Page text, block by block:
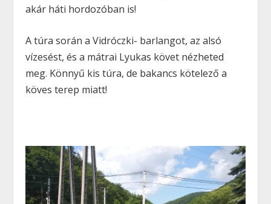
akár háti hordozóban is!
A túra során a Vidróczki- barlangot, az alsó
vízesést, és a mátrai Lyukas követ nézheted
meg. Könnyű kis túra, de bakancs kötelező a
köves terep miatt!